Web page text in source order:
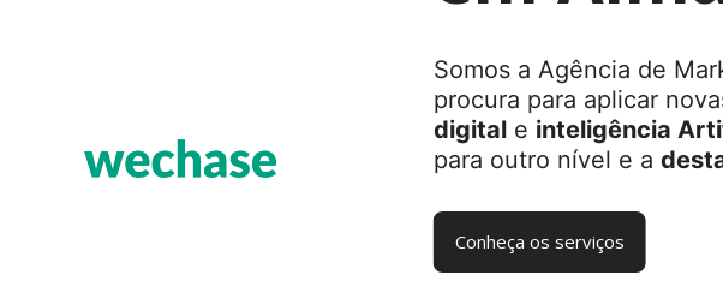
Somos a Agência de
procura para aplicar
digitale inteligência
para outro nível e a
Conheça os serviços